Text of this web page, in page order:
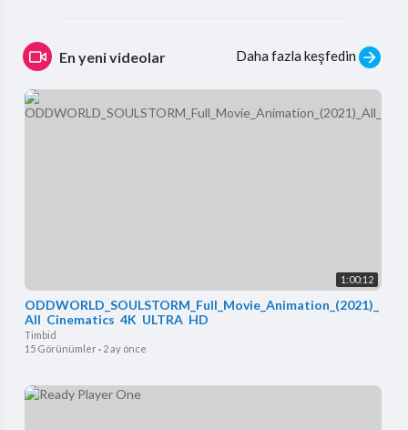
En yeni videolar Daha fazla keşfedin
1:00:12
ODDWORLD_SOULSTORM_Full_Movie_Animation_(2021)_
All_Cinematics_4K_ULTRA_HD
Timbid
15 Görünümler · 2 ay önce